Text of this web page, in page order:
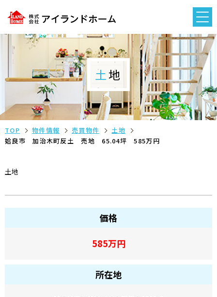
土地
TOP 物件情報 売買物件
土地
姶良市 加治木町反土 売地 65.04坪 585万円
土地
価格
585万円
所在地